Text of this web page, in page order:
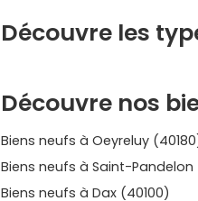
prévoir, ce qui est idéal pour
stationnement dédié, d’un
finitions (revêtements,
rythme de la construction.
taux zéro(sous conditions),
Seyresse, les déplacements
des communes voisines
Découvre les
Découvre nos
Biens neufs à Oeyreluy
Biens neufs à Saint-Pandelon
Biens neufs à Dax (40100)